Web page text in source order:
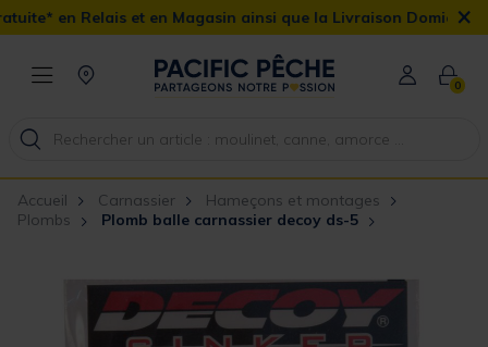
en Magasin ainsi que la Livraison Domicile offerte dès 90€×
0
Accueil Carnassier
Hameçons et montages
Plombs
Plomb balle carnassier decoy ds-5